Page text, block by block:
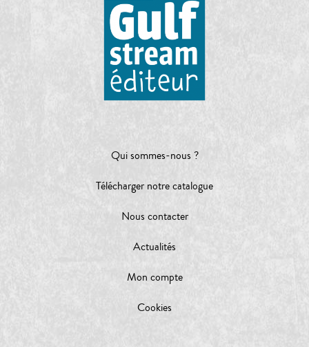
Qui sommes-nous ?
Télécharger notre catalogue
Nous contacter
Actualités
Mon compte
Cookies